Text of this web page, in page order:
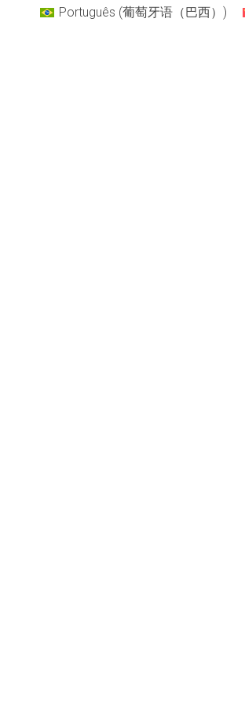
Português (葡萄牙语（巴西） )